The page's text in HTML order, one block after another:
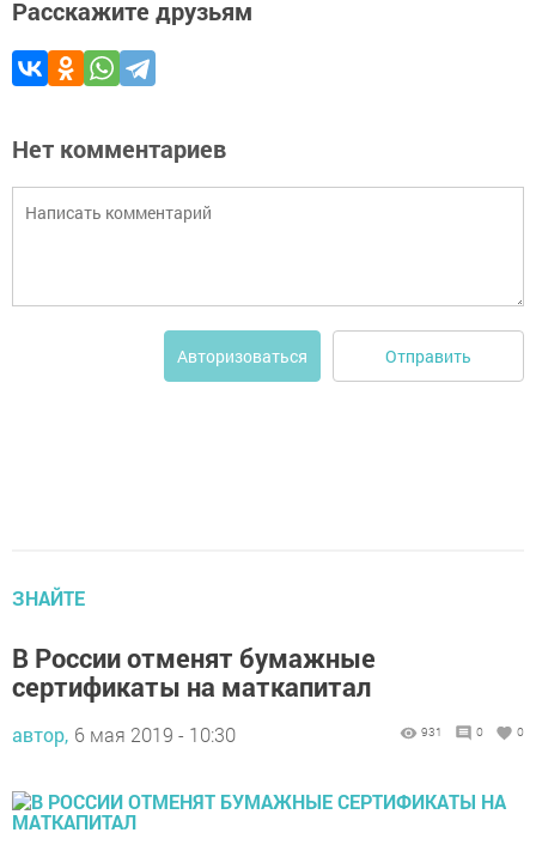
Расскажите друзьям
Нет комментариев
Авторизоваться Отправить
ЗНАЙТЕ
В России отменят бумажные
сертификаты на маткапитал
автор, 6 мая 2019 - 10:30 931 0 0